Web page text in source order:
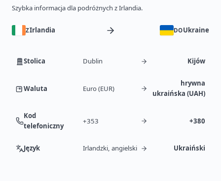
Szybka informacja dla podróżnych z Irlandia.
ZIrlandia DOUkraine
Stolica Dublin Kijów
Waluta Euro (EUR)
hrywna
ukraińska (UAH)
Kod
telefoniczny
+353 +380
Język Irlandzki, angielski Ukraiński